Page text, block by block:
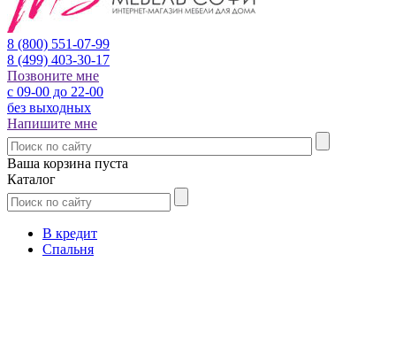
8 (800) 551-07-99
8 (499) 403-30-17
Позвоните мне
с 09-00 до 22-00
без выходных
Напишите мне
Ваша корзина пуста
Каталог
В кредит
Спальня